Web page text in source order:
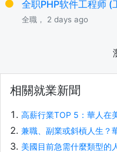
全职PHP软件工程师 (
全職， 2 days ago
相關就業新聞
高薪行業TOP 5：華人在
兼職、副業或斜槓人生？
美國目前急需什麼類型的